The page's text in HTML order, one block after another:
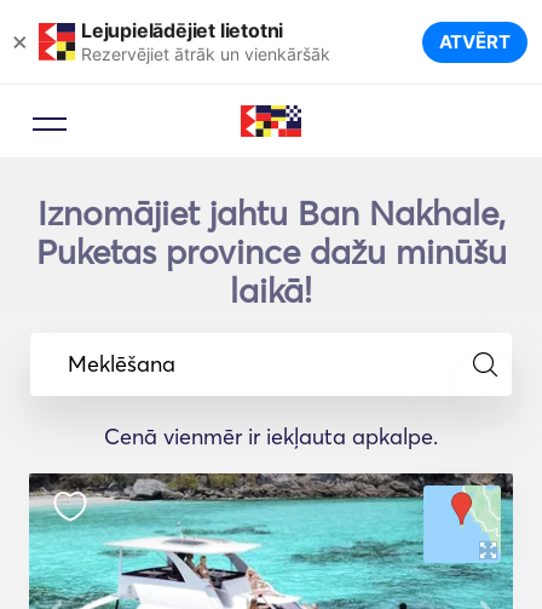
× Lejupielādējiet lietotni
Rezervējiet ātrāk un vienkāršāk ATVĒRT
Iznomājiet jahtu Ban Nakhale,
Puketas province dažu minūšu
laikā!
Meklēšana
Cenā vienmēr ir iekļauta apkalpe.